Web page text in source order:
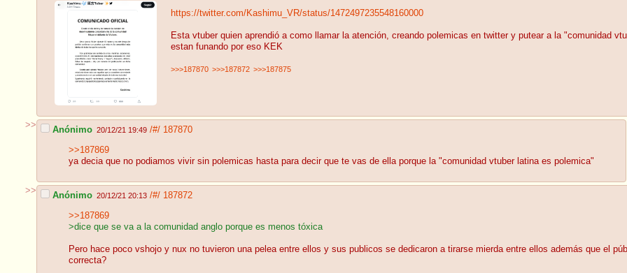
https://twitter.com/Kashimu_VR/status/1472497235548160000
Esta vtuber quien aprendió a como llamar la atención, creando polemicas en twitter y putear a la "comunidad
estan funando por eso KEK
>>>187870 >>>187872 >>>187875
>> Anónimo 20/12/21 19:49 /#/ 187870
>>187869
ya decia que no podiamos vivir sin polemicas hasta para decir que te vas de ella porque la "comunidad vtuber latina es polemica"
>> Anónimo 20/12/21 20:13 /#/ 187872
>>187869
>dice que se va a la comunidad anglo porque es menos tóxica
Pero hace poco vshojo y nux no tuvieron una pelea entre ellos y sus publicos se dedicaron a tirarse mierda entre ellos además que el
correcta?